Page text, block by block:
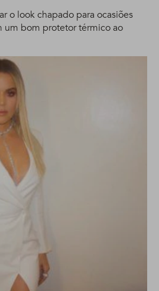
o look chapado para ocasiões
um bom protetor térmico ao